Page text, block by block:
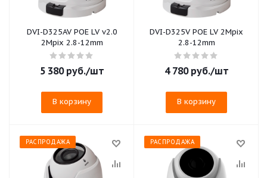
DVI-D325AV POE LV v2.0
2Mpix 2.8-12mm
5 380руб./шт
В корзину
DVI-D325V POE LV 2Mpix
2.8-12mm
4 780руб./шт
В корзину
РАСПРОДАЖА РАСПРОДАЖА